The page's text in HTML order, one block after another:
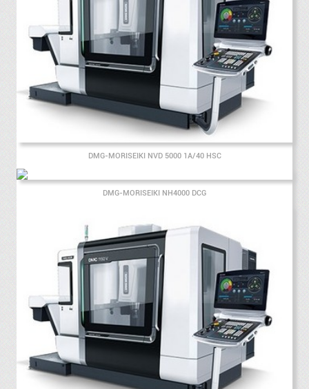
DMG-MORISEIKI NVD 5000 1A/40 HSC
DMG-MORISEIKI NH4000 DCG